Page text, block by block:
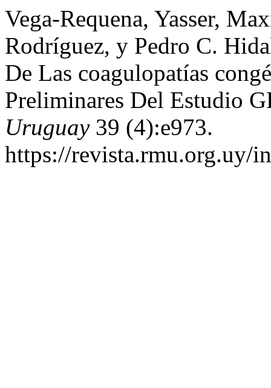
Vega-Requena, Yasser,
Rodríguez, y Pedro C.
De Las coagulopatías
Preliminares Del Estudio
Uruguay39 (4):e973.
https://revista.rmu.org.uy/